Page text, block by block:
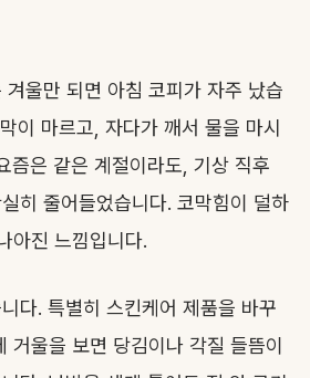
울만 되면 아침 코피가 자주 났습
이 마르고, 자다가 깨서 물을 마시
즘은 같은 계절이라도, 기상 직후
히 줄어들었습니다. 코막힘이 덜하
아진 느낌입니다.
다. 특별히 스킨케어 제품을 바꾸
거울을 보면 당김이나 각질 들뜸이